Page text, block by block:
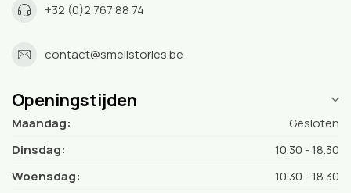
+32 (0)2 767 88 74
contact@smellstories.be
Openingstijden
Maandag:
Gesloten
Dinsdag:
10.30 - 18.30
Woensdag:
10.30 - 18.30